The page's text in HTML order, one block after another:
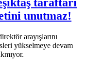
unutmaz!
arayışlarını
yükselmeye devam